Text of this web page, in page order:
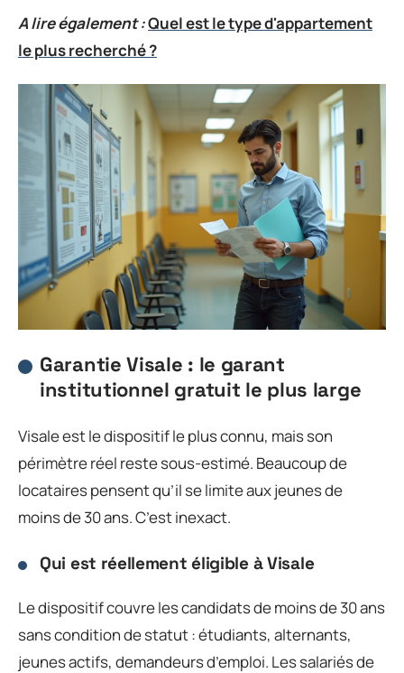
A lire également :Quel est le type d'appartement
le plus recherché ?
Garantie Visale : le garant
institutionnel gratuit le plus large
Visale est le dispositif le plus connu, mais son
périmètre réel reste sous-estimé. Beaucoup de
locataires pensent qu’il se limite aux jeunes de
moins de 30 ans. C’est inexact.
Qui est réellement éligible à Visale
Le dispositif couvre les candidats de moins de 30 ans
sans condition de statut : étudiants, alternants,
jeunes actifs, demandeurs d’emploi. Les salariés de